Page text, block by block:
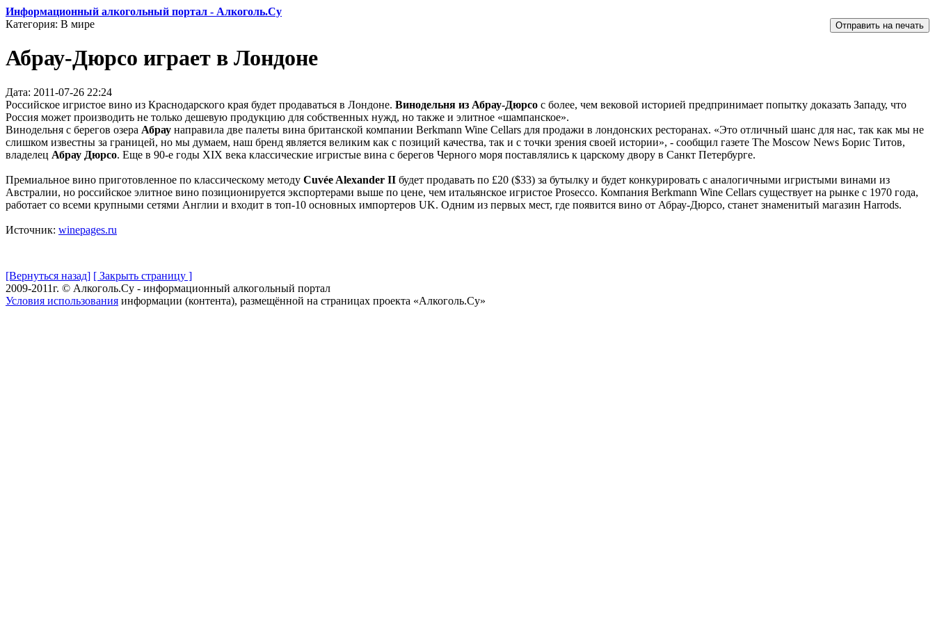
Информационный алкогольный портал - Алкоголь.Су
Категория: В мире
Абрау-Дюрсо играет в Лондоне
Дата: 2011-07-26 22:24
Российское игристое вино из Краснодарского края будет продаваться в Лондоне. Винодельня из Абрау-Дюрсо с более, чем вековой историей предпринимает попытку доказать Западу, что
Россия может производить не только дешевую продукцию для собственных нужд, но также и элитное «шампанское».
Винодельня с берегов озера Абрау направила две палеты вина британской компании Berkmann Wine Cellars для продажи в лондонских ресторанах. «Это отличный шанс для нас, так как мы не
слишком известны за границей, но мы думаем, наш бренд является великим как с позиций качества, так и с точки зрения своей истории», - сообщил газете The Moscow News Борис Титов,
владелец Абрау Дюрсо. Еще в 90-е годы XIX века классические игристые вина с берегов Черного моря поставлялись к царскому двору в Санкт Петербурге.
Премиальное вино приготовленное по классическому методу Cuvée Alexander II будет продавать по £20 ($33) за бутылку и будет конкурировать с аналогичными игристыми винами из
Австралии, но российское элитное вино позиционируется экспортерами выше по цене, чем итальянское игристое Prosecco. Компания Berkmann Wine Cellars существует на рынке с 1970 года,
работает со всеми крупными сетями Англии и входит в топ-10 основных импортеров UK. Одним из первых мест, где появится вино от Абрау-Дюрсо, станет знаменитый магазин Harrods.
Источник: winepages.ru
[Вернуться назад] [ Закрыть страницу ]
2009-2011г. © Алкоголь.Су - информационный алкогольный портал
Условия использования информации (контента), размещённой на страницах проекта «Алкоголь.Су»